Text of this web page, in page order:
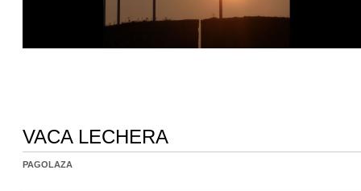
VACA LECHERA
PAGOLAZA